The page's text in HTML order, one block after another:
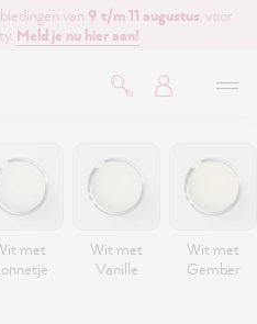
van 9 t/m 11 augustus , voor
Meld je nu hier aan!
met
Wit met
Vanille
Wit met
Gember